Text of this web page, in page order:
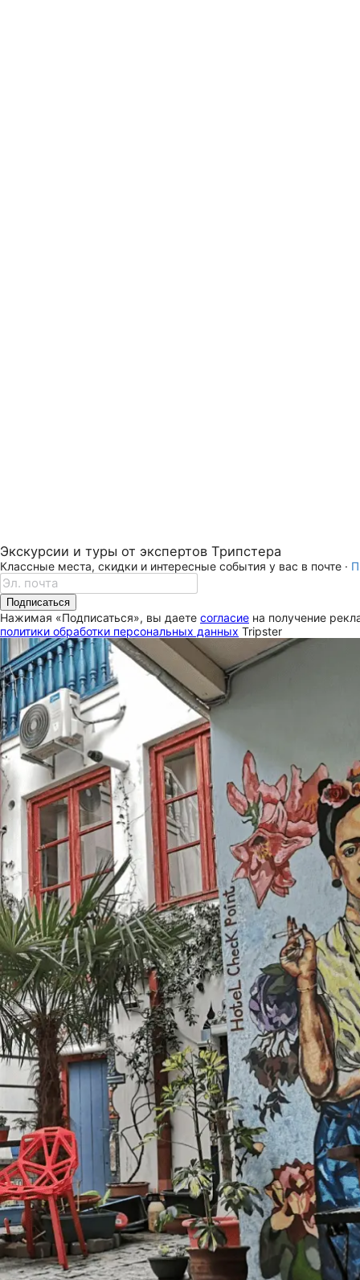
Экскурсии и туры от экспертов Трипстера
Классные места, скидки и интересные события у вас в почте ·
Подписаться
Нажимая «Подписаться», вы даете согласие на получение
политики обработки персональных данных Tripster